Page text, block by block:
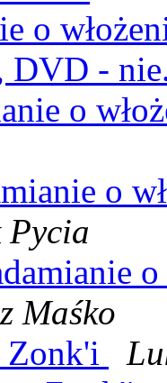
o
DVD -
o
o
Pycia
Maśko
Zonk'i